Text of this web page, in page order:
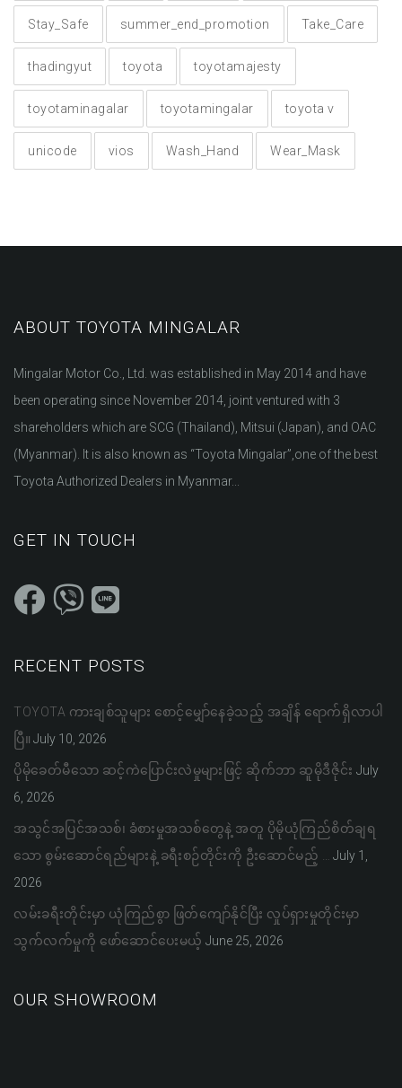
Stay_Safe summer_end_promotion Take_Care
thadingyut toyota toyotamajesty
toyotaminagalar toyotamingalar toyota v
unicode vios Wash_Hand Wear_Mask
ABOUT TOYOTA MINGALAR
Mingalar Motor Co., Ltd. was established in May 2014 and have
been operating since November 2014, joint ventured with 3
shareholders which are SCG (Thailand), Mitsui (Japan), and OAC
(Myanmar). It is also known as “Toyota Mingalar”,one of the best
Toyota Authorized Dealers in Myanmar...
GET IN TOUCH
RECENT POSTS
TOYOTA ကားချစ်သူများ စောင့်မျှော်နေခဲ့သည့် အချိန် ရောက်ရှိလာပါ
ပြီ။ July 10, 2026
ပိုမိုခေတ်မီသော ဆင့်ကဲပြောင်းလဲမှုများဖြင့် ဆိုက်ဘာ ဆူမိုဒီဇိုင်း July
6, 2026
အသွင်အပြင်အသစ်၊ ခံစားမှုအသစ်တွေနဲ့ အတူ ပိုမိုယုံကြည်စိတ်ချရ
သော စွမ်းဆောင်ရည်များနဲ့ ခရီးစဉ်တိုင်းကို ဦးဆောင်မည့် …
July 1,
2026
လမ်းခရီးတိုင်းမှာ ယုံကြည်စွာ ဖြတ်ကျော်နိုင်ပြီး လှုပ်ရှားမှုတိုင်းမှာ
သွက်လက်မှုကို ဖော်ဆောင်ပေးမယ့် June 25, 2026
OUR SHOWROOM